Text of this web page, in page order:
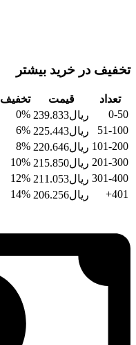
تخفیف در خرید بیشتر
تعداد قیمت
تخفیف
0-50
ریال239.833
0%
51-100
ریال225.443
6%
101-200 ریال220.646
8%
201-300 ریال215.850
10%
301-400 ریال211.053
12%
401+
ریال206.256
14%